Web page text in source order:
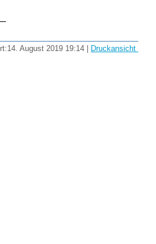
Druckansicht
August 2019 19:14 |